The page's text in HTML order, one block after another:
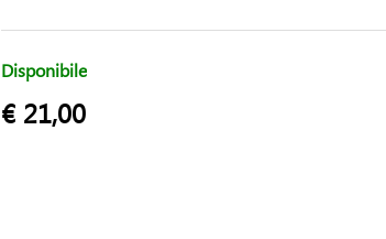
Disponibile
€ 21,00